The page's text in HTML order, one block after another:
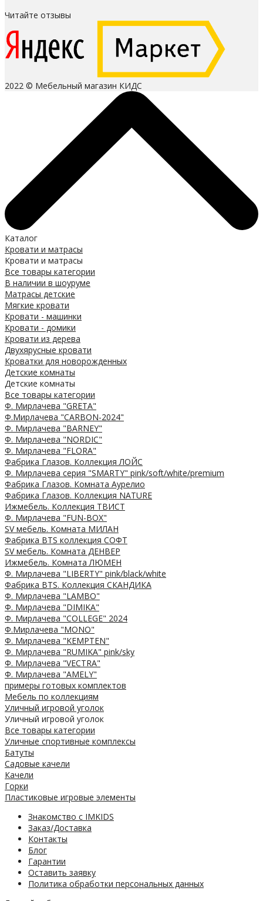
Читайте отзывы
2022 © Мебельный магазин КИДС
Каталог
Кровати и матрасы
Кровати и матрасы
Все товары категории
В наличии в шоуруме
Матрасы детские
Мягкие кровати
Кровати - машинки
Кровати - домики
Кровати из дерева
Двухярусные кровати
Кроватки для новорожденных
Детские комнаты
Детские комнаты
Все товары категории
Ф. Мирлачева "GRETA"
Ф.Мирлачева "CARBON-2024"
Ф. Мирлачева "BARNEY"
Ф. Мирлачева "NORDIC"
Ф. Мирлачева "FLORA"
Фабрика Глазов. Коллекция ЛОЙС
Ф. Мирлачева серия "SMARTY" pink/soft/white/premium
Фабрика Глазов. Комната Аурелио
Фабрика Глазов. Коллекция NATURE
Ижмебель. Коллекция ТВИСТ
Ф. Мирлачева "FUN-BOX"
SV мебель. Комната МИЛАН
Фабрика BTS коллекция СОФТ
SV мебель. Комната ДЕНВЕР
Ижмебель. Комната ЛЮМЕН
Ф. Мирлачева "LIBERTY" pink/black/white
Фабрика BTS. Коллекция СКАНДИКА
Ф. Мирлачева "LAMBO"
Ф. Мирлачева "DIMIKA"
Ф. Мирлачева "COLLEGE" 2024
Ф.Мирлачева "MONO"
Ф. Мирлачева "KEMPTEN"
Ф. Мирлачева "RUMIKA" pink/sky
Ф. Мирлачева "VECTRA"
Ф. Мирлачева "AMELY"
примеры готовых комплектов
Мебель по коллекциям
Уличный игровой уголок
Уличный игровой уголок
Все товары категории
Уличные спортивные комплексы
Батуты
Садовые качели
Качели
Горки
Пластиковые игровые элементы
Знакомство с IMKIDS
Заказ/Доставка
Контакты
Блог
Гарантии
Оставить заявку
Политика обработки персональных данных